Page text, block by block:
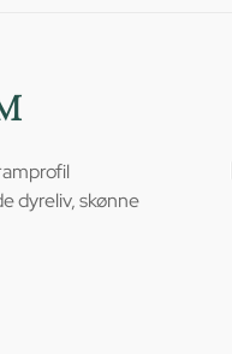
dyreliv, skønne